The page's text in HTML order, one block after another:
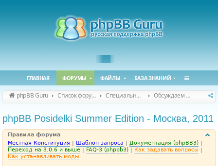
ГЛАВНАЯ ФОРУМЫ ФАЙЛЫ БАЗА ЗНАНИЙ
phpBB Guru Список форумов Специальные форумы Обсуждаем сайт и конференцию
phpBB Posidelki Summer Edition - Москва, 2011
Правила форума
Местная Конституция | Шаблон запроса | Документация (phpBB3) |
Переход на 3.0.6 и выше | FAQ-3 (phpbb3) | Как задавать вопросы |
Как устанавливать моды